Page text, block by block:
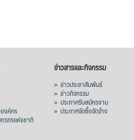
งค์กร
รกรแห่งชาติ
ข่าวสารและกิจกรรม
»ข่าวประชาสัมพันธ์
»ข่าวกิจกรรม
»ประกาศรับสมัครงาน
»ประกาศจัดซื้อจัดจ้าง